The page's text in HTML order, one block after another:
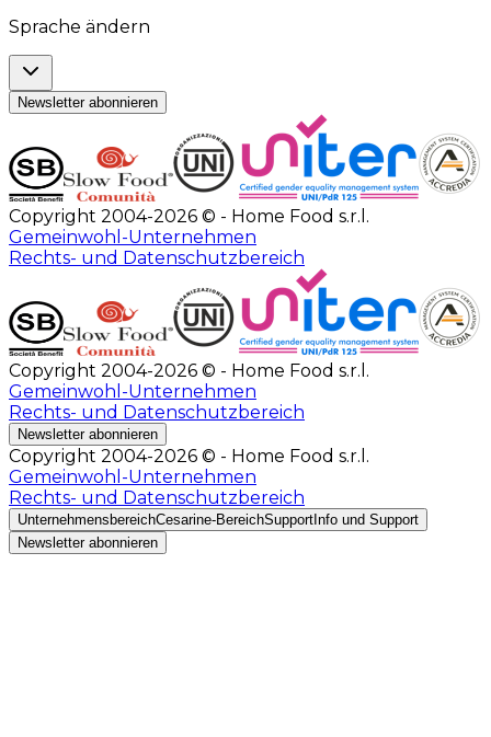
Sprache ändern
Newsletter abonnieren
Copyright 2004-2026 © - Home Food s.r.l.
Gemeinwohl-Unternehmen
Rechts- und Datenschutzbereich
Copyright 2004-2026 © - Home Food s.r.l.
Gemeinwohl-Unternehmen
Rechts- und Datenschutzbereich
Newsletter abonnieren
Copyright 2004-2026 © - Home Food s.r.l.
Gemeinwohl-Unternehmen
Rechts- und Datenschutzbereich
UnternehmensbereichCesarine-BereichSupport Info und Support
Newsletter abonnieren